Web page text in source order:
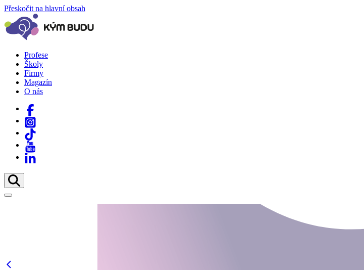
Přeskočit na hlavní obsah
Profese
Školy
Firmy
Magazín
O nás